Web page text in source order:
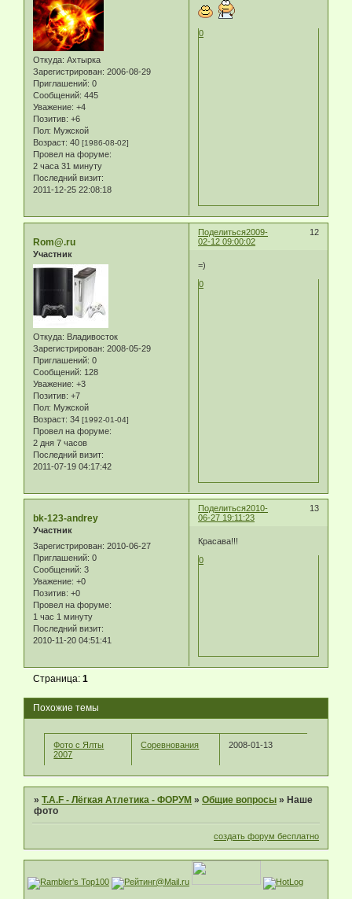
Откуда: Ахтырка
Зарегистрирован: 2006-08-29
Приглашений: 0
Сообщений: 445
Уважение: +4
Позитив: +6
Пол: Мужской
Возраст: 40 [1986-08-02]
Провел на форуме:
2 часа 31 минуту
Последний визит:
2011-12-25 22:08:18
0
Поделиться 12
2009-
02-12 09:00:02
Rom@.ru
Участник
Откуда: Владивосток
Зарегистрирован: 2008-05-29
Приглашений: 0
Сообщений: 128
Уважение: +3
Позитив: +7
Пол: Мужской
Возраст: 34 [1992-01-04]
Провел на форуме:
2 дня 7 часов
Последний визит:
2011-07-19 04:17:42
=)
0
Поделиться 13
2010-
06-27 19:11:23
bk-123-andrey
Участник
Зарегистрирован: 2010-06-27
Приглашений: 0
Сообщений: 3
Уважение: +0
Позитив: +0
Провел на форуме:
1 час 1 минуту
Последний визит:
2010-11-20 04:51:41
Красава!!!
0
Страница:1
Похожие темы
Фото с Ялты
2007
Соревнования 2008-01-13
»T.A.F - Лёгкая Атлетика - ФОРУМ »Общие вопросы » Наше
фото
создать форум бесплатно